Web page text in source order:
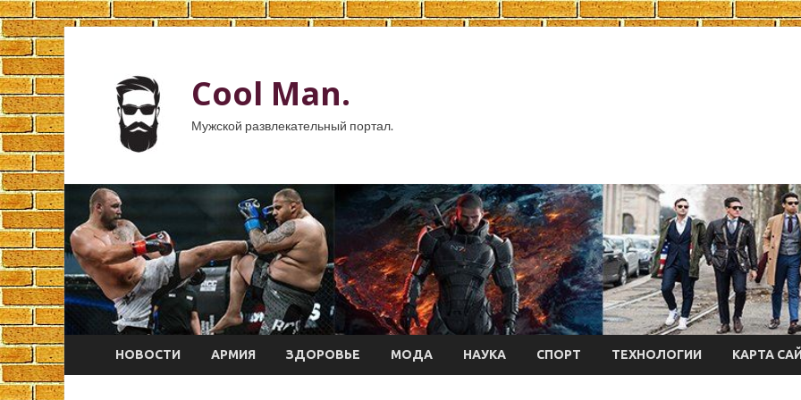
Cool Man.
Мужской развлекательный портал.
НОВОСТИ АРМИЯ ЗДОРОВЬЕ МОДА НАУКА СПОРТ ТЕХНОЛОГИИ КАРТА